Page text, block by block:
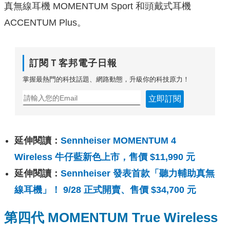
真無線耳機 MOMENTUM Sport 和頭戴式耳機
ACCENTUM Plus。
訂閱Ｔ客邦電子日報
掌握最熱門的科技話題、網路動態，升級你的科技原力！
立即訂閱
延伸閱讀： Sennheiser MOMENTUM 4
Wireless 牛仔藍新色上市，售價 $11,990 元
延伸閱讀： Sennheiser 發表首款「聽力輔助真無
線耳機」！ 9/28 正式開賣、售價 $34,700 元
第四代 MOMENTUM True Wireless